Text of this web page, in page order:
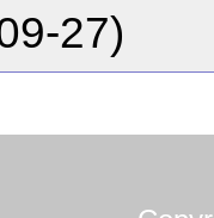
27)